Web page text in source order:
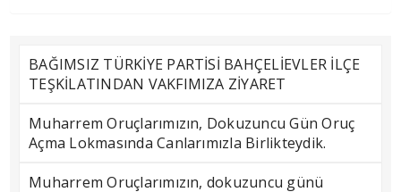
BAĞIMSIZ TÜRKİYE PARTİSİ BAHÇELİEVLER İLÇE
TEŞKİLATINDAN VAKFIMIZA ZİYARET
Muharrem Oruçlarımızın, Dokuzuncu Gün Oruç
Açma Lokmasında Canlarımızla Birlikteydik.
Muharrem Oruçlarımızın, dokuzuncu günü